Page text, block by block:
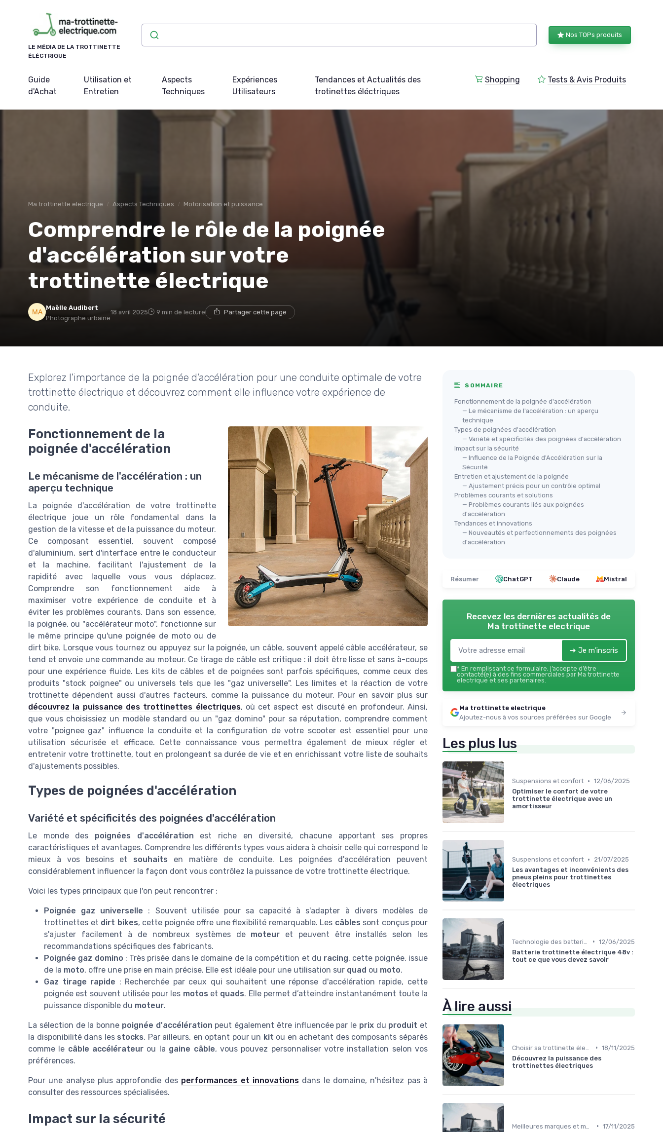
LE MÉDIA DE LA TROTTINETTE
ÉLÉCTRIQUE
Nos TOPs produits
Guide
d'Achat
Utilisation et
Entretien
Aspects
Techniques
Expériences
Utilisateurs
Tendances et Actualités des
trotinettes éléctriques
Shopping Tests & Avis Produits
Ma trottinette electrique Aspects Techniques Motorisation et puissance
Comprendre le rôle de la poignée
d'accélération sur votre
trottinette électrique
Maëlle Audibert
Photographe urbaine
18 avril 2025 9 min de lecture Partager cette page
Explorez l'importance de la poignée d'accélération pour une conduite optimale de votre
trottinette électrique et découvrez comment elle influence votre expérience de
conduite.
Fonctionnement de la
poignée d'accélération
Le mécanisme de l'accélération : un
aperçu technique
La poignée d'accélération de votre trottinette
électrique joue un rôle fondamental dans la
gestion de la vitesse et de la puissance du moteur.
Ce composant essentiel, souvent composé
d'aluminium, sert d'interface entre le conducteur
et la machine, facilitant l'ajustement de la
rapidité avec laquelle vous vous déplacez.
Comprendre son fonctionnement aide à
maximiser votre expérience de conduite et à
éviter les problèmes courants. Dans son essence,
la poignée, ou "accélérateur moto", fonctionne sur
le même principe qu'une poignée de moto ou de
dirt bike. Lorsque vous tournez ou appuyez sur la poignée, un câble, souvent appelé câble accélérateur, se
tend et envoie une commande au moteur. Ce tirage de câble est critique : il doit être lisse et sans à-coups
pour une expérience fluide. Les kits de câbles et de poignées sont parfois spécifiques, comme ceux des
produits "stock poignee" ou universels tels que les "gaz universelle". Les limites et la réaction de votre
trottinette dépendent aussi d'autres facteurs, comme la puissance du moteur. Pour en savoir plus sur
découvrez la puissance des trottinettes électriques, où cet aspect est discuté en profondeur. Ainsi,
que vous choisissiez un modèle standard ou un "gaz domino" pour sa réputation, comprendre comment
votre "poignee gaz" influence la conduite et la configuration de votre scooter est essentiel pour une
utilisation sécurisée et efficace. Cette connaissance vous permettra également de mieux régler et
entretenir votre trottinette, tout en prolongeant sa durée de vie et en enrichissant votre liste de souhaits
d'ajustements possibles.
Types de poignées d'accélération
Variété et spécificités des poignées d'accélération
Le monde des poignées d'accélération est riche en diversité, chacune apportant ses propres
caractéristiques et avantages. Comprendre les différents types vous aidera à choisir celle qui correspond le
mieux à vos besoins et souhaits en matière de conduite. Les poignées d'accélération peuvent
considérablement influencer la façon dont vous contrôlez la puissance de votre trottinette électrique.
Voici les types principaux que l'on peut rencontrer :
Poignée gaz universelle : Souvent utilisée pour sa capacité à s'adapter à divers modèles de
trottinettes et dirt bikes, cette poignée offre une flexibilité remarquable. Les câbles sont conçus pour
s'ajuster facilement à de nombreux systèmes de moteur et peuvent être installés selon les
recommandations spécifiques des fabricants.
Poignée gaz domino : Très prisée dans le domaine de la compétition et du racing, cette poignée, issue
de la moto, offre une prise en main précise. Elle est idéale pour une utilisation sur quad ou moto.
Gaz tirage rapide : Recherchée par ceux qui souhaitent une réponse d'accélération rapide, cette
poignée est souvent utilisée pour les motos et quads. Elle permet d’atteindre instantanément toute la
puissance disponible du moteur.
La sélection de la bonne poignée d'accélération peut également être influencée par le prixdu produit et
la disponibilité dans les stocks. Par ailleurs, en optant pour un kit ou en achetant des composants séparés
comme le câble accélérateur ou la gaine câble, vous pouvez personnaliser votre installation selon vos
préférences.
Pour une analyse plus approfondie des performances et innovationsdans le domaine, n'hésitez pas à
consulter des ressources spécialisées.
Impact sur la sécurité
SOMMAIRE
Fonctionnement de la poignée d'accélération
— Le mécanisme de l'accélération : un aperçu
technique
Types de poignées d'accélération
— Variété et spécificités des poignées d'accélération
Impact sur la sécurité
— Influence de la Poignée d'Accélération sur la
Sécurité
Entretien et ajustement de la poignée
— Ajustement précis pour un contrôle optimal
Problèmes courants et solutions
— Problèmes courants liés aux poignées
d'accélération
Tendances et innovations
— Nouveautés et perfectionnements des poignées
d'accélération
Résumer ChatGPT Claude Mistral
Recevez les dernières actualités de
Ma trottinette electrique
➔ Je m'inscris
* En remplissant ce formulaire, j’accepte d’être
contacté(e) à des fins commerciales par Ma trottinette
electrique et ses partenaires.
Ma trottinette electrique
Ajoutez-nous à vos sources préférées sur Google
Les plus lus
Suspensions et confort • 12/06/2025
Optimiser le confort de votre
trottinette électrique avec un
amortisseur
Suspensions et confort •
21/07/2025
Les avantages et inconvénients des
pneus pleins pour trottinettes
électriques
• 12/06/2025
Batterie trottinette électrique 48v :
tout ce que vous devez savoir
À lire aussi
• 18/11/2025
Découvrez la puissance des
trottinettes électriques
• 17/11/2025